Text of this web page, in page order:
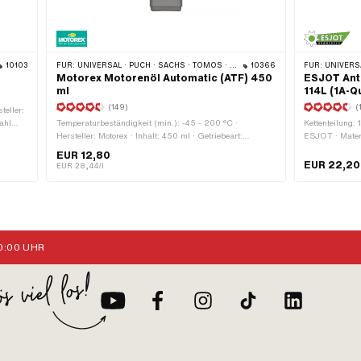
10103 FÜR: UNIVERSAL · PUCH · SACHS · TOMOS · BYE BIKE 10366
Motorex Motorenöl Automatic (ATF) 450
ml
(149)
Temperaturbeständigkeit (min.): -45 - 200 °C ·
Hersteller: Motorex · Inhalt: 450 ml · Getriebeart:
Kupplung · Pony OEM-Nr.: A2080 · Sachs OEM-Nr.:
EUR 12,80
EUR 28,44/l
FÜR: UNIVERSAL · PUCH ·
ESJOT
114L (1A-
Kettenteilung:
ESJOT ·
EUR 22,20
UHR